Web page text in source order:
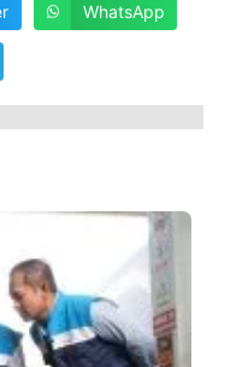
WhatsApp